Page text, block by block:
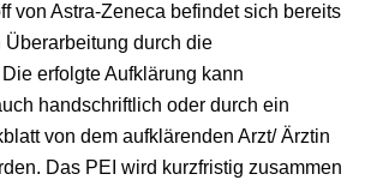
von Astra-Zeneca befindet sich bereits
Überarbeitung durch die
erfolgte Aufklärung kann
handschriftlich oder durch ein
von dem aufklärenden Arzt/ Ärztin
Das PEI wird kurzfristig zusammen